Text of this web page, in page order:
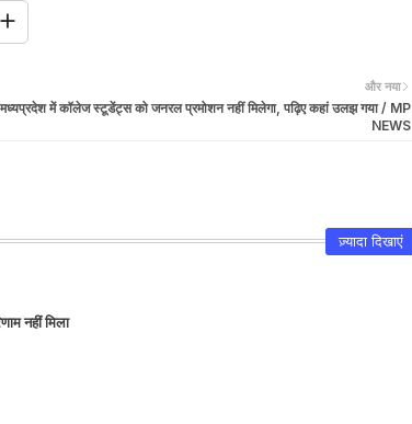
और नया
मध्यप्रदेश में कॉलेज स्टूडेंट्स को जनरल प्रमोशन नहीं मिलेगा, पढ़िए कहां उलझ गया / MP
NEWS
ज़्यादा दिखाएं
नहीं मिला